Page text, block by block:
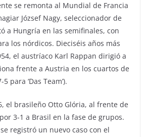
se remonta al Mundial de Francia
József Nagy, seleccionador de
a Hungría en las semifinales, con
los nórdicos. Dieciséis años más
el austríaco Karl Rappan dirigió a
frente a Austria en los cuartos de
para ‘Das Team’).
el brasileño Otto Glória, al frente de
3-1 a Brasil en la fase de grupos.
registró un nuevo caso con el